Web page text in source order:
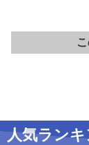
人気ラン